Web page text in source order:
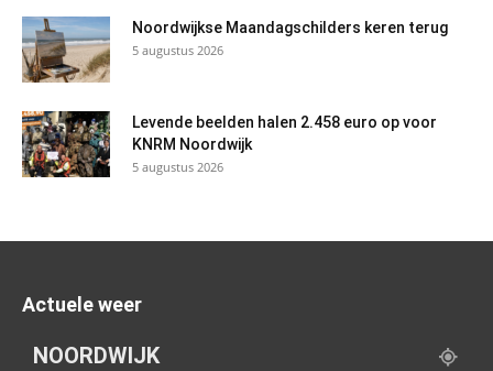
Noordwijkse Maandagschilders keren terug
5 augustus 2026
Levende beelden halen 2.458 euro op voor
KNRM Noordwijk
5 augustus 2026
Actuele weer
NOORDWIJK